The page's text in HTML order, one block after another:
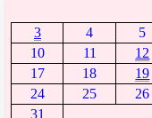
3
4 5
10
11 12
17
18 19
24
25 26
31